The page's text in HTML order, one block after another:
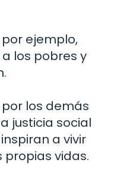
por ejemplo,
los pobres y
los demás
justicia social
a vivir
vidas.